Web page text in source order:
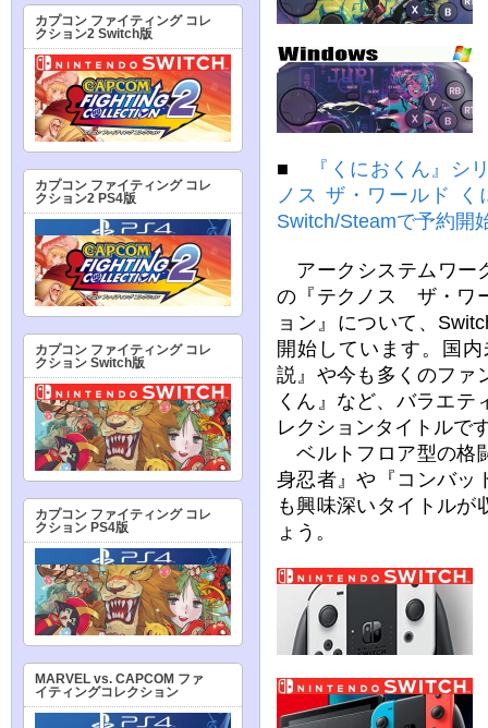
■
『くにおくん』シ
ノス ザ・ワールド
Switch/Steamで予約開
アークシステムワー
の『テクノス ザ・ワ
ョン』について、
開始しています。国
説』や今も多くのファ
くん』など、バラエテ
レクションタイトルで
ベルトフロア型の格
身忍者』や『コンバッ
も興味深いタイトルが
ょう。
カプコン ファイティング コレ
クション2 Switch版
カプコン ファイティング コレ
クション2 PS4版
カプコン ファイティング コレ
クション Switch版
カプコン ファイティング コレ
クション PS4版
MARVEL vs. CAPCOM ファ
イティングコレクション